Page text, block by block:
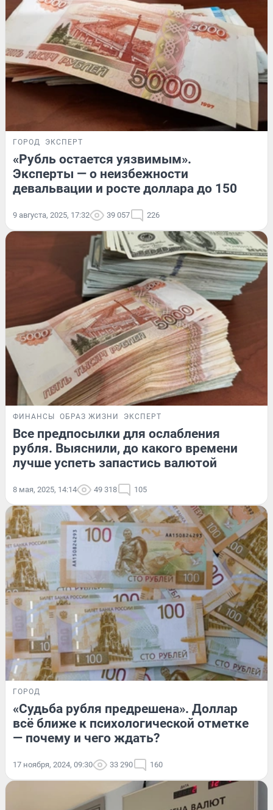
ГОРОД ЭКСПЕРТ
«Рубль остается уязвимым».
Эксперты — о неизбежности
девальвации и росте доллара до 150
9 августа, 2025, 17:32 39 057 226
ФИНАНСЫ ОБРАЗ ЖИЗНИ ЭКСПЕРТ
Все предпосылки для ослабления
рубля. Выяснили, до какого времени
лучше успеть запастись валютой
8 мая, 2025, 14:14 49 318 105
ГОРОД
«Судьба рубля предрешена». Доллар
всё ближе к психологической отметке
— почему и чего ждать?
17 ноября, 2024, 09:30 33 290 160